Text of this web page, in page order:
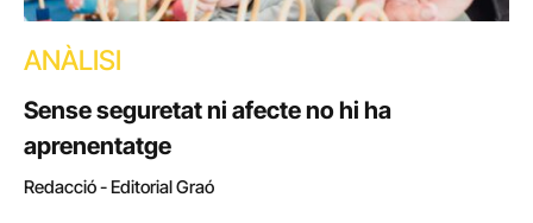
ANÀLISI
Sense seguretat ni afecte no hi ha
aprenentatge
Redacció - Editorial Graó